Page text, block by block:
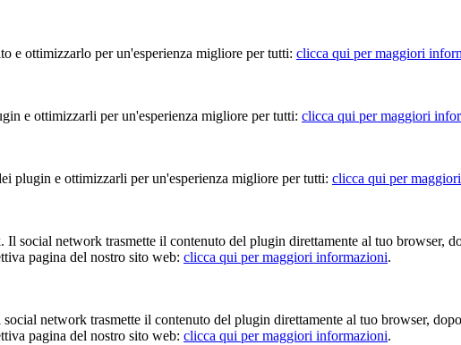
e ottimizzarlo per un'esperienza migliore per tutti: clicca qui per maggiori
e ottimizzarli per un'esperienza migliore per tutti: clicca qui per maggiori
plugin e ottimizzarli per un'esperienza migliore per tutti: clicca qui per
social network trasmette il contenuto del plugin direttamente al tuo browser,
pagina del nostro sito web: clicca qui per maggiori informazioni.
network trasmette il contenuto del plugin direttamente al tuo browser,
pagina del nostro sito web: clicca qui per maggiori informazioni.